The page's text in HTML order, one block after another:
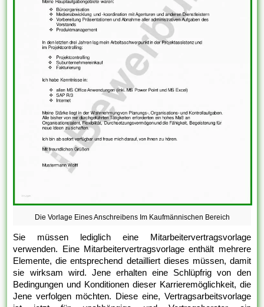
Die Vorlage Eines Anschreibens Im Kaufmännischen Bereich
Sie müssen lediglich eine Mitarbeitervertragsvorlage
verwenden. Eine Mitarbeitervertragsvorlage enthält mehrere
Elemente, die entsprechend detailliert dieses müssen, damit
sie wirksam wird. Jene erhalten eine Schlüpfrig von den
Bedingungen und Konditionen dieser Karrieremöglichkeit, die
Jene verfolgen möchten. Diese eine, Vertragsarbeitsvorlage